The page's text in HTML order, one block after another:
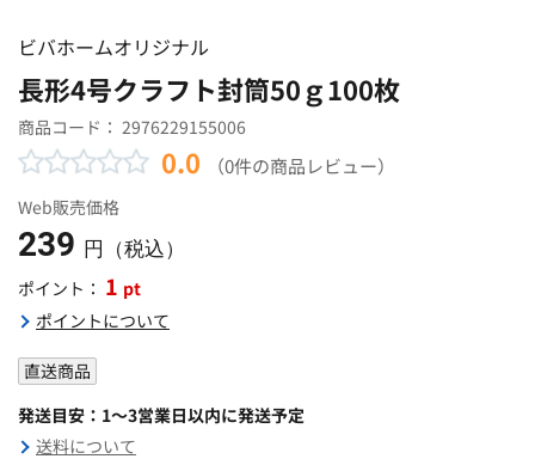
ビバホームオリジナル
長形4号クラフト封筒50ｇ100枚
商品コード： 2976229155006
0.0 （0件の商品レビュー）
Web販売価格
239 円（税込）
ポイント： 1 pt
ポイントについて
直送商品
発送目安：1～3営業日以内に発送予定
送料について